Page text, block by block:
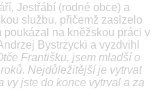
Jestřábí (rodné obce) a
službu, přičemž zaslzelo
na kněžskou práci v
Bystrzycki a vyzdvihl
Františku, jsem mladší o
Nejdůležitější je vytrvat
vy jste do konce vytrval a za